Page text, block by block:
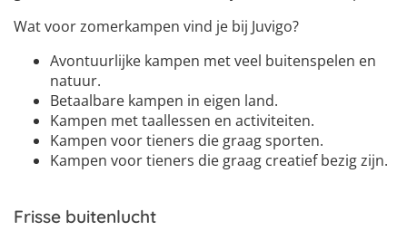
Wat voor zomerkampen vind je bij Juvigo?
Avontuurlijke kampen met veel buitenspelen en
natuur.
Betaalbare kampen in eigen land.
Kampen met taallessen en activiteiten.
Kampen voor tieners die graag sporten.
Kampen voor tieners die graag creatief bezig zijn.
Frisse buitenlucht